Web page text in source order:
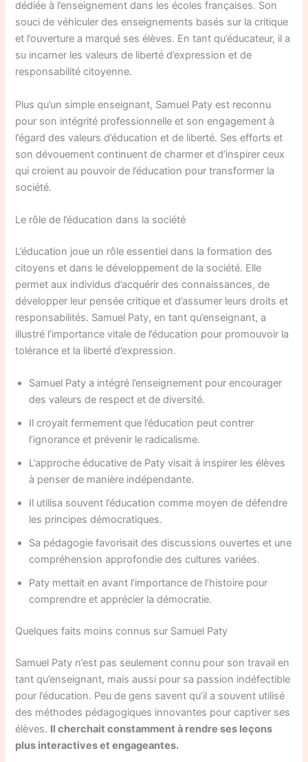
dédiée à l’enseignement dans les écoles françaises. Son
souci de véhiculer des enseignements basés sur la critique
et l’ouverture a marqué ses élèves. En tant qu’éducateur, il a
su incarner les valeurs de liberté d’expression et de
responsabilité citoyenne.
Plus qu’un simple enseignant, Samuel Paty est reconnu
pour son intégrité professionnelle et son engagement à
l’égard des valeurs d’éducation et de liberté. Ses efforts et
son dévouement continuent de charmer et d’inspirer ceux
qui croient au pouvoir de l’éducation pour transformer la
société.
Le rôle de l’éducation dans la société
L’éducation joue un rôle essentiel dans la formation des
citoyens et dans le développement de la société. Elle
permet aux individus d’acquérir des connaissances, de
développer leur pensée critique et d’assumer leurs droits et
responsabilités. Samuel Paty, en tant qu’enseignant, a
illustré l’importance vitale de l’éducation pour promouvoir la
tolérance et la liberté d’expression.
Samuel Paty a intégré l’enseignement pour encourager
des valeurs de respect et de diversité.
Il croyait fermement que l’éducation peut contrer
l’ignorance et prévenir le radicalisme.
L’approche éducative de Paty visait à inspirer les élèves
à penser de manière indépendante.
Il utilisa souvent l’éducation comme moyen de défendre
les principes démocratiques.
Sa pédagogie favorisait des discussions ouvertes et une
compréhension approfondie des cultures variées.
Paty mettait en avant l’importance de l’histoire pour
comprendre et apprécier la démocratie.
Quelques faits moins connus sur Samuel Paty
Samuel Paty n’est pas seulement connu pour son travail en
tant qu’enseignant, mais aussi pour sa passion indéfectible
pour l’éducation. Peu de gens savent qu’il a souvent utilisé
des méthodes pédagogiques innovantes pour captiver ses
élèves. Il cherchait constamment à rendre ses leçons
plus interactives et engageantes.